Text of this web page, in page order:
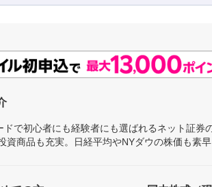
で初心者にも経験者にも選ばれるネット証
商品も充実。日経平均やNYダウの株価も素早